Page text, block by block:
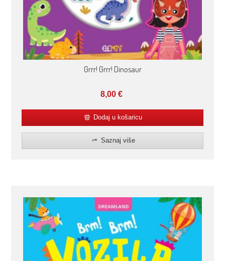
Grrr! Grrr! Dinosaur
8,00€
Dodaj u košaricu
Saznaj više